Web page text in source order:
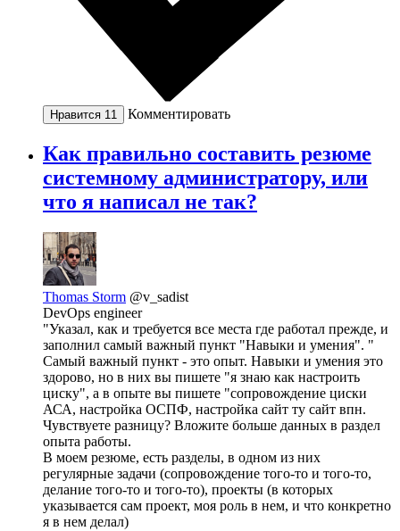
Нравится 11 Комментировать
Как правильно составить резюме
системному администратору, или
что я написал не так?
Thomas Storm @v_sadist
DevOps engineer
"Указал, как и требуется все места где работал прежде, и
заполнил самый важный пункт "Навыки и умения". "
Самый важный пункт - это опыт. Навыки и умения это
здорово, но в них вы пишете "я знаю как настроить
циску", а в опыте вы пишете "сопровождение циски
АСА, настройка ОСПФ, настройка сайт ту сайт впн.
Чувствуете разницу? Вложите больше данных в раздел
опыта работы.
В моем резюме, есть разделы, в одном из них
регулярные задачи (сопровождение того-то и того-то,
делание того-то и того-то), проекты (в которых
указывается сам проект, моя роль в нем, и что конкретно
я в нем делал)